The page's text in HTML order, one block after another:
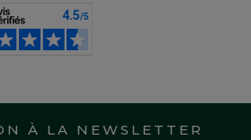
À LA NEWSLETTER